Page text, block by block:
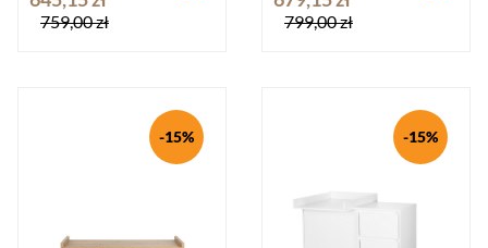
759,00 zł 799,00 zł
-15% -15%